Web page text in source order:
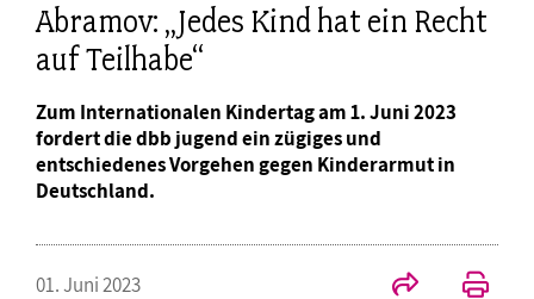
Abramov: „Jedes Kind hat ein Recht
auf Teilhabe“
Zum Internationalen Kindertag am 1. Juni 2023
fordert die dbb jugend ein zügiges und
entschiedenes Vorgehen gegen Kinderarmut in
Deutschland.
01. Juni 2023